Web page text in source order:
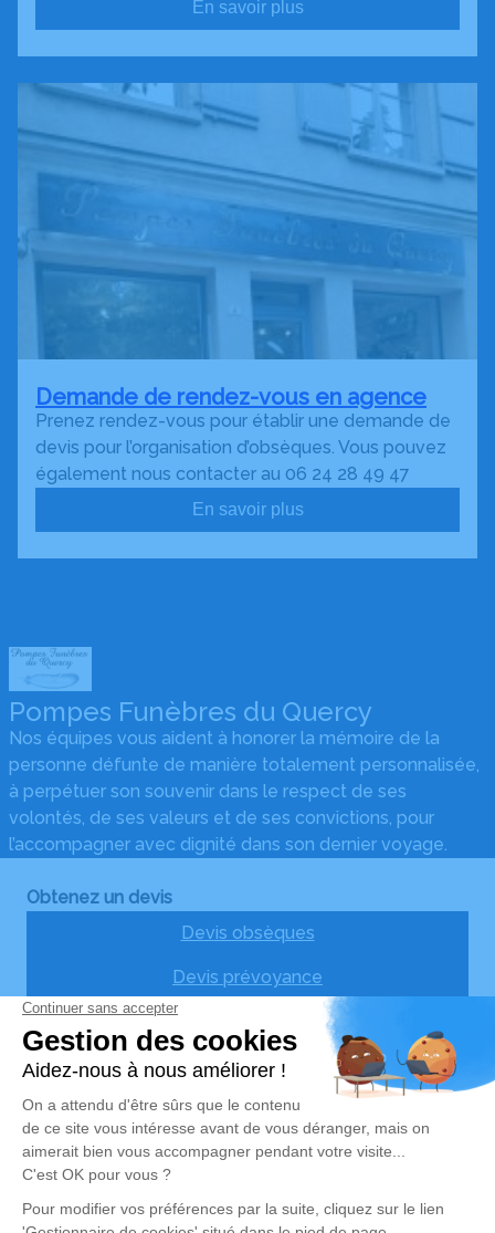
En savoir plus
Demande de rendez-vous en agence
Prenez rendez-vous pour établir une demande de
devis pour l’organisation d’obsèques. Vous pouvez
également nous contacter au 06 24 28 49 47
En savoir plus
Pompes Funèbres du Quercy
Nos équipes vous aident à honorer la mémoire de la
personne défunte de manière totalement personnalisée,
à perpétuer son souvenir dans le respect de ses
volontés, de ses valeurs et de ses convictions, pour
l’accompagner avec dignité dans son dernier voyage.
Obtenez un devis
Devis obsèques
Devis prévoyance
Nos agences
Pompes Funèbres du Quercy - Cajarc
06 24 28 49 47
pfduquercy@hotmail.com
4 Place du Foirail - 46160 - Cajarc
5/5 - 43 avis